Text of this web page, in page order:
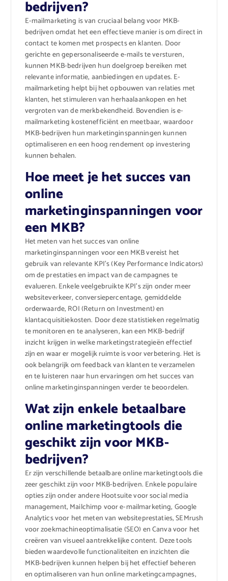
bedrijven?
E-mailmarketing is van cruciaal belang voor MKB-
bedrijven omdat het een effectieve manier is om direct in
contact te komen met prospects en klanten. Door
gerichte en gepersonaliseerde e-mails te versturen,
kunnen MKB-bedrijven hun doelgroep bereiken met
relevante informatie, aanbiedingen en updates. E-
mailmarketing helpt bij het opbouwen van relaties met
klanten, het stimuleren van herhaalaankopen en het
vergroten van de merkbekendheid. Bovendien is e-
mailmarketing kostenefficiënt en meetbaar, waardoor
MKB-bedrijven hun marketinginspanningen kunnen
optimaliseren en een hoog rendement op investering
kunnen behalen.
Hoe meet je het succes van
online
marketinginspanningen voor
een MKB?
Het meten van het succes van online
marketinginspanningen voor een MKB vereist het
gebruik van relevante KPI’s (Key Performance Indicators)
om de prestaties en impact van de campagnes te
evalueren. Enkele veelgebruikte KPI’s zijn onder meer
websiteverkeer, conversiepercentage, gemiddelde
orderwaarde, ROI (Return on Investment) en
klantacquisitiekosten. Door deze statistieken regelmatig
te monitoren en te analyseren, kan een MKB-bedrijf
inzicht krijgen in welke marketingstrategieën effectief
zijn en waar er mogelijk ruimte is voor verbetering. Het is
ook belangrijk om feedback van klanten te verzamelen
en te luisteren naar hun ervaringen om het succes van
online marketinginspanningen verder te beoordelen.
Wat zijn enkele betaalbare
online marketingtools die
geschikt zijn voor MKB-
bedrijven?
Er zijn verschillende betaalbare online marketingtools die
zeer geschikt zijn voor MKB-bedrijven. Enkele populaire
opties zijn onder andere Hootsuite voor social media
management, Mailchimp voor e-mailmarketing, Google
Analytics voor het meten van websiteprestaties, SEMrush
voor zoekmachineoptimalisatie (SEO) en Canva voor het
creëren van visueel aantrekkelijke content. Deze tools
bieden waardevolle functionaliteiten en inzichten die
MKB-bedrijven kunnen helpen bij het effectief beheren
en optimaliseren van hun online marketingcampagnes,